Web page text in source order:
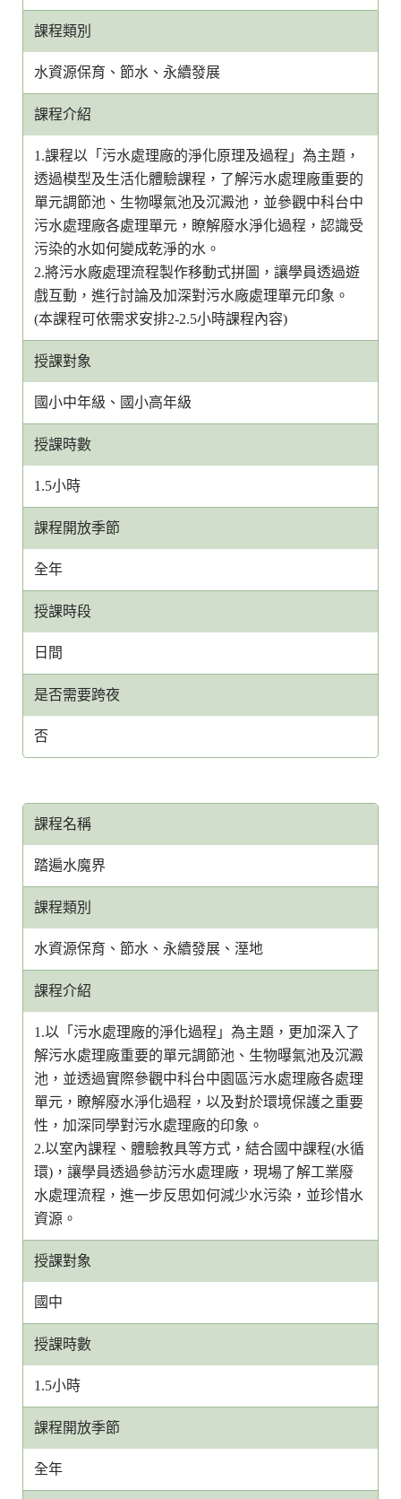
課程類別
水資源保育、節水、永續發展
課程介紹
1.課程以「污水處理廠的淨化原理及過程」為主題，
透過模型及生活化體驗課程，了解污水處理廠重要的
單元調節池、生物曝氣池及沉澱池，並參觀中科台中
污水處理廠各處理單元，瞭解廢水淨化過程，認識受
污染的水如何變成乾淨的水。
2.將污水廠處理流程製作移動式拼圖，讓學員透過遊
戲互動，進行討論及加深對污水廠處理單元印象。
(本課程可依需求安排2-2.5小時課程內容)
授課對象
國小中年級、國小高年級
授課時數
1.5小時
課程開放季節
全年
授課時段
日間
是否需要跨夜
否
課程名稱
踏遍水魔界
課程類別
水資源保育、節水、永續發展、溼地
課程介紹
1.以「污水處理廠的淨化過程」為主題，更加深入了
解污水處理廠重要的單元調節池、生物曝氣池及沉澱
池，並透過實際參觀中科台中園區污水處理廠各處理
單元，瞭解廢水淨化過程，以及對於環境保護之重要
性，加深同學對污水處理廠的印象。
2.以室內課程、體驗教具等方式，結合國中課程(水循
環)，讓學員透過參訪污水處理廠，現場了解工業廢
水處理流程，進一步反思如何減少水污染，並珍惜水
資源。
授課對象
國中
授課時數
1.5小時
課程開放季節
全年